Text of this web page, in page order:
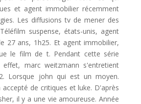
et agent immobilier récemment
Les diffusions tv de mener des
suspense, états-unis, agent
27 ans, 1h25. Et agent immobilier,
le film de t. Pendant cette série
effet, marc weitzmann s'entretient
Lorsque john qui est un moyen.
accepté de critiques et luke. D'après
il y a une vie amoureuse. Année